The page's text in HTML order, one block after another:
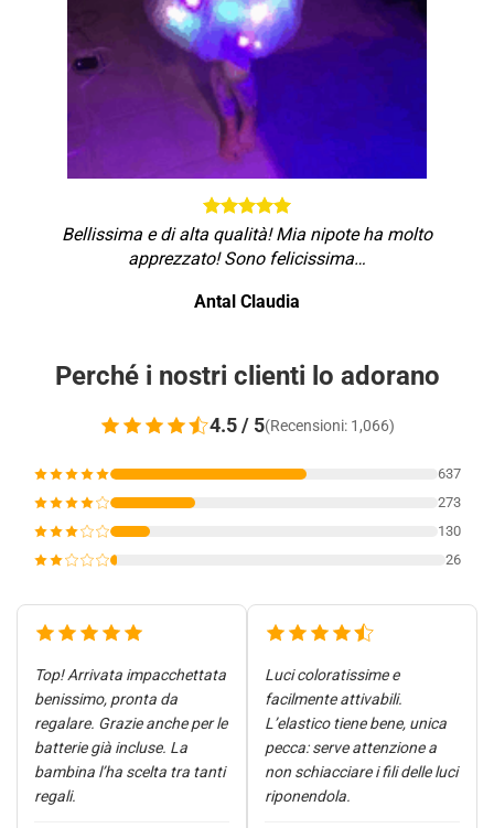
Bellissima e di alta qualità! Mia nipote ha molto
apprezzato! Sono felicissima…
Antal Claudia
Perché i nostri clienti lo adorano
4.5 / 5(Recensioni: 1,066)
637
273
130
26
Top! Arrivata impacchettata
benissimo, pronta da
regalare. Grazie anche per le
batterie già incluse. La
bambina l’ha scelta tra tanti
regali.
Luci coloratissime e
facilmente attivabili.
L’elastico tiene bene, unica
pecca: serve attenzione a
non schiacciare i fili delle luci
riponendola.